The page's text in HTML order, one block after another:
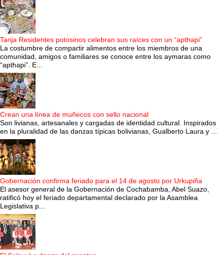
Tarija Residentes potosinos celebran sus raíces con un “apthapi”
La costumbre de compartir alimentos entre los miembros de una
comunidad, amigos o familiares se conoce entre los aymaras como
“apthapi”. E...
Crean una línea de muñecos con sello nacional
Son livianas, artesanales y cargadas de identidad cultural. Inspirados
en la pluralidad de las danzas típicas bolivianas, Gualberto Laura y ...
Gobernación confirma feriado para el 14 de agosto por Urkupiña
El asesor general de la Gobernación de Cochabamba, Abel Suazo,
ratificó hoy el feriado departamental declarado por la Asamblea
Legislativa p...